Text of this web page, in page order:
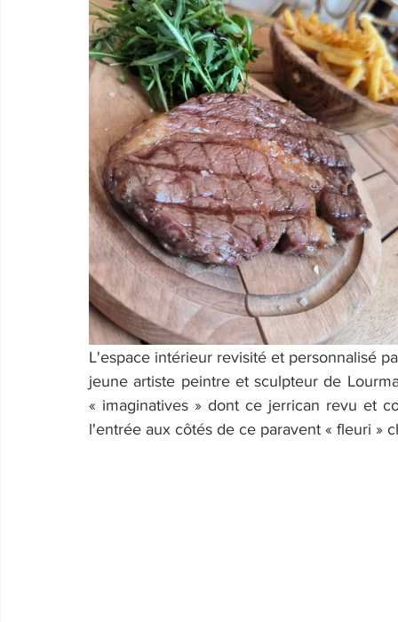
L'espace intérieur revisité et personnalisé
jeune artiste peintre et sculpteur de
« imaginatives » dont ce jerrican revu et
l'entrée aux côtés de ce paravent « fleuri